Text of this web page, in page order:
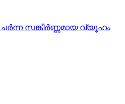
സങ്കീര്‍ണ്ണമായ വ്യൂഹം